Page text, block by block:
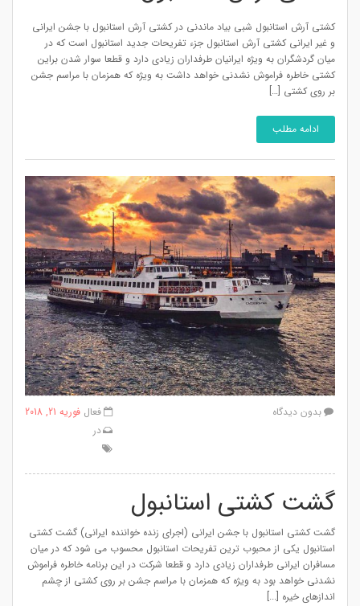
کشتی آرش استانبول شبی بیاد ماندنی در کشتی آرش استانبول با جشن ایرانی
و غیر ایرانی کشتی آرش استانبول جزء تفریحات جدید استانبول است که در
میان گردشگران به ویژه ایرانیان طرفداران زیادی دارد و قطعا سوار شدن براین
کشتی خاطره فراموش نشدنی خواهد داشت به ویژه که همزمان با مراسم جشن
بر روی کشتی […]
ادامه مطلب
فعال فوریه 21, 2018
در
بدون دیدگاه
گشت کشتی استانبول
گشت کشتی استانبول با جشن ایرانی (اجرای زنده خواننده ایرانی) گشت کشتی
استانبول یکی از محبوب ترین تفریحات استانبول محسوب می شود که در میان
مسافران ایرانی طرفداران زیادی دارد و قطعا شرکت در این برنامه خاطره فراموش
نشدنی خواهد بود به ویژه که همزمان با مراسم جشن بر روی کشتی از چشم
اندازهای خیره [...]